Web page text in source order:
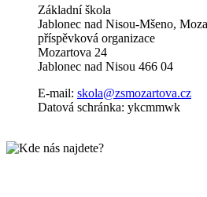
Základní škola
Jablonec nad Nisou-Mšeno,
příspěvková organizace
Mozartova 24
Jablonec nad Nisou 466 04
E-mail: skola@zsmozartova.cz
Datová schránka: ykcmmwk